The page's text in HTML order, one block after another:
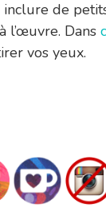
de
l’œuvre. Dans
vos yeux.